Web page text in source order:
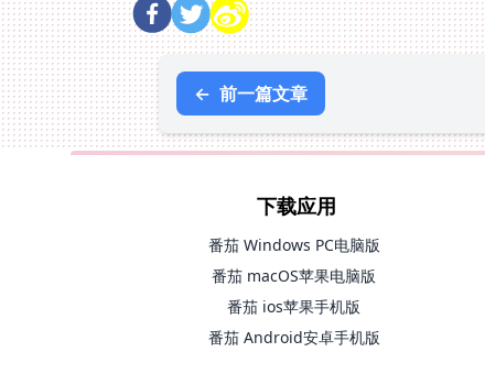
← 前一篇文章
下载应用
番茄 Windows PC电脑版
番茄 macOS苹果电脑版
番茄 ios苹果手机版
番茄 Android安卓手机版